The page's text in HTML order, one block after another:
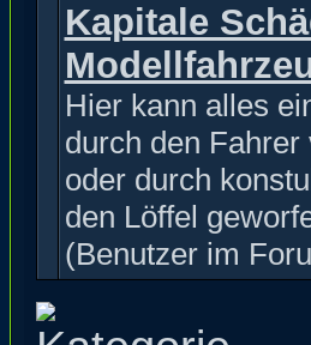
Kapitale
Hier kann alles
durch den
oder durch
den Löffel
(Benutzer im